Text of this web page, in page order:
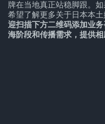
牌在当地真正站稳脚跟。
希望了解更多关于日本本
迎扫描下方二维码添加业
海阶段和传播需求，提供相